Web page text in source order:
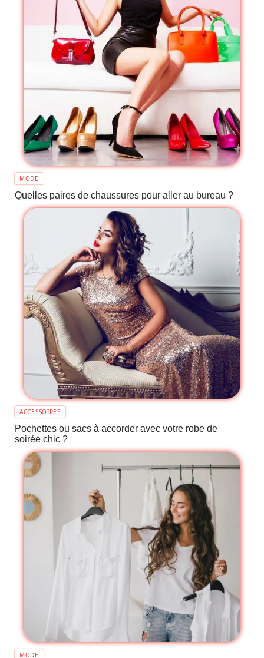
MODE
Quelles paires de chaussures pour aller au bureau ?
ACCESSOIRES
Pochettes ou sacs à accorder avec votre robe de
soirée chic ?
MODE